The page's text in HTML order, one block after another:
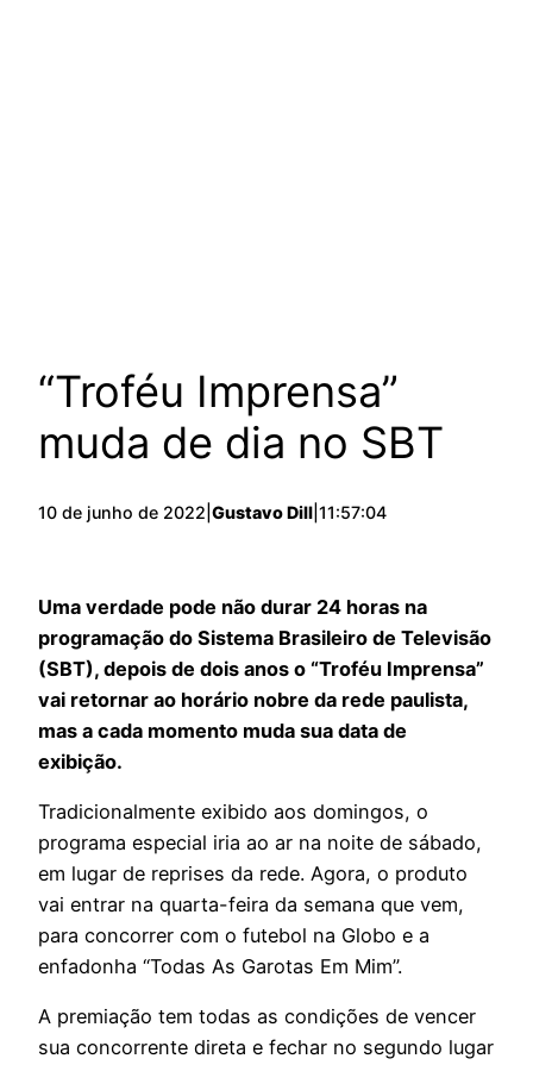
“Troféu Imprensa”
muda de dia no SBT
10 de junho de 2022 Gustavo Dill 11:57:04
Uma verdade pode não durar 24 horas na
programação do Sistema Brasileiro de Televisão
(SBT), depois de dois anos o “Troféu Imprensa”
vai retornar ao horário nobre da rede paulista,
mas a cada momento muda sua data de
exibição.
Tradicionalmente exibido aos domingos, o
programa especial iria ao ar na noite de sábado,
em lugar de reprises da rede. Agora, o produto
vai entrar na quarta-feira da semana que vem,
para concorrer com o futebol na Globo e a
enfadonha “Todas As Garotas Em Mim”.
A premiação tem todas as condições de vencer
sua concorrente direta e fechar no segundo lugar